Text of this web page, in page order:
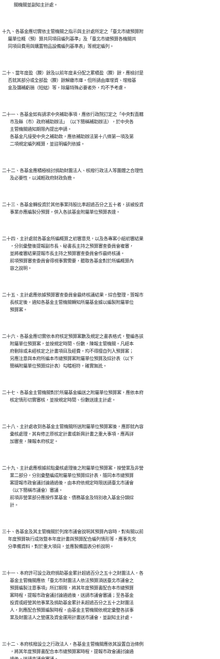
十九、各基金應切實依主管機關之指示與主計處所定之「臺北市總預算附
      屬單位概（預）算共同項目編列基準」及「臺北市總預算各機關共
二十、當年度盈（賸）餘及以前年度未分配之累積盈（賸）餘，應檢討是
      否就其部分或全部盈（賸）餘解繳市庫。但所請由庫增資、增撥基
二十一、各基金如有請求中央補助事項，應依行政院訂定之「中央對直轄
        市及縣（市）政府補助辦法」（以下簡稱補助辦法），於中央各
        主管機關通知期限內提出申請。
        各基金凡接受中央之補助款，應依補助辦法第十八條第一項及第
二十二、各基金應積極檢討捐助財團法人、核撥行政法人等團體之合理性
二十三、各基金轉投資於其他事業持股比率超過百分之五十者，該被投資
二十四、主計處就各基金所編概算之初審意見，以及各專案小組初審結果
        ，分別彙整後提報副市長、秘書長主持之預算審查委員會複審，
        並將複審結果提報市長主持之預算審查委員會作最終核議。
        前項預算審查委員會得視事實需要，聽取各基金對於所編概算內
二十五、主計處應依據預算審查委員會最終核議結果，綜合整理，簽報市
        長核定後，通知各基金主管機關轉知所屬基金據以編製附屬單位
二十六、各基金應切實依本府核定預算案數及規定之書表格式，整編各該
        附屬單位預算案，並按規定時間、份數，陳報主管機關。凡經本
        府刪除或未經核定之計畫項目及經費，均不得擅自列入預算案；
        另應注意與本府所編本市總預算案附屬單位預算及綜計表（以下
二十七、各基金主管機關對於所屬基金編送之附屬單位預算案，應依本府
二十八、主計處收到各基金主管機關所送附屬單位預算案後，應即就內容
        彙核處理，其有修正原核定計畫或新興計畫之重大事項，應再詳
二十九、主計處應根據前點彙核處理後之附屬單位預算案，按營業及非營
        業二部分，分別彙整編成附屬單位預算綜計表，隨同本市總預算
        案提報市政會議討論通過後，由本府依規定時限送請臺北市議會
        （以下簡稱市議會）審議。
        前項非營業部分應按作業基金、債務基金及特別收入基金分類綜
三十、各基金及其主管機關於列席市議會說明其預算內容時，對有關以前
      年度預算執行成效暨本年度計畫與預算配合編列情形等，應事先充
三十一、本府許可設立政府捐助基金累計超過百分之五十之財團法人，各
        基金主管機關應依「臺北市財團法人依法預算須送臺北市議會之
        預算編製注意事項」所訂期限，將其年度預算書配合本市總預算
        案時程，提報市政會議討論通過後，送請市議會審議；至各基金
        投資或經營其他事業及捐助基金累計未超過百分之五十之財團法
        人，則應配合預算編製時程，由基金主管機關依規定彙整各該事
三十二、本府核撥設立之行政法人，各基金主管機關應依其設置自治條例
        ，將其年度預算書配合本市總預算案時程，提報市政會議討論通